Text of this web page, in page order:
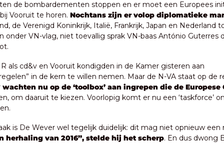
de bombardementen stoppen en er moet een Europees
Vooruit te horen. Nochtans zijn er volop diplomatieke
de Verenigd Koninkrijk, Italië, Frankrijk, Japan en Nederland
onder VN-vlag, niet toevallig sprak VN-baas António Guterres
als cd&v en Vooruit kondigden in de Kamer gisteren aan
in de kern te willen nemen. Maar de N-VA staat op de
wachten nu op de ‘toolbox’ aan ingrepen die de Europese
om daaruit te kiezen. Voorlopig komt er nu een ‘taskforce’
is De Wever wel tegelijk duidelijk: dit mag niet opnieuw een
herhaling van 2016”, stelde hij het scherp. En dus dwong